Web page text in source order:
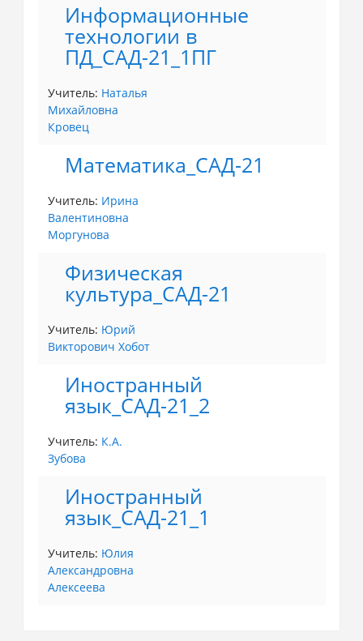
Информационные
технологии в
ПД_САД-21_1ПГ
Учитель: Наталья
Михайловна
Кровец
Математика_САД-21
Учитель: Ирина
Валентиновна
Моргунова
Физическая
культура_САД-21
Учитель: Юрий
Викторович Хобот
Иностранный
язык_САД-21_2
Учитель: К.А.
Зубова
Иностранный
язык_САД-21_1
Учитель: Юлия
Александровна
Алексеева